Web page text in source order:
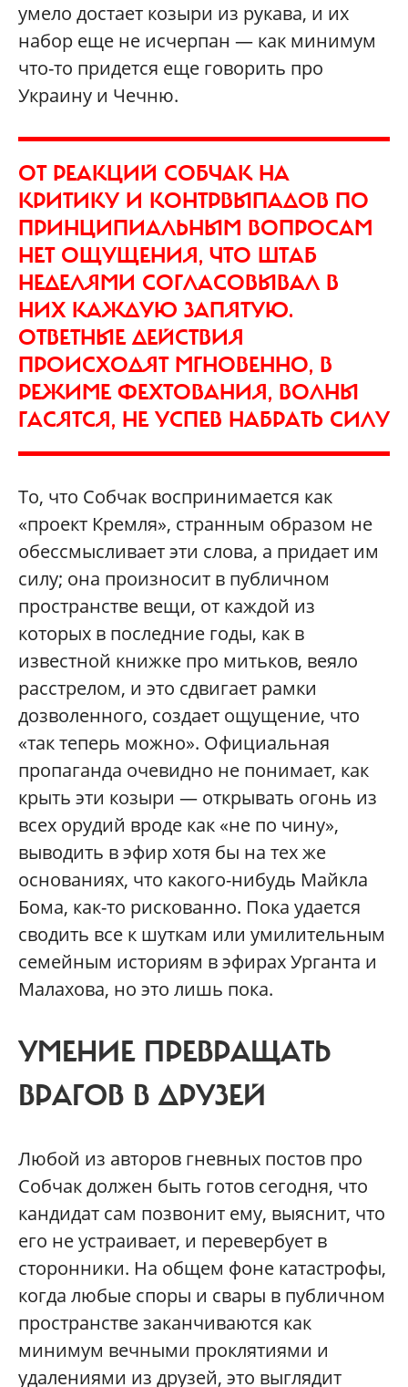
умело достает козыри из рукава, и их
набор еще не исчерпан — как минимум
что-то придется еще говорить про
Украину и Чечню.
ОТ РЕАКЦИЙ СОБЧАК НА
КРИТИКУ И КОНТРВЫПАДОВ ПО
ПРИНЦИПИАЛЬНЫМ ВОПРОСАМ
НЕТ ОЩУЩЕНИЯ, ЧТО ШТАБ
НЕДЕЛЯМИ СОГЛАСОВЫВАЛ В
НИХ КАЖДУЮ ЗАПЯТУЮ.
ОТВЕТНЫЕ ДЕЙСТВИЯ
ПРОИСХОДЯТ МГНОВЕННО, В
РЕЖИМЕ ФЕХТОВАНИЯ, ВОЛНЫ
ГАСЯТСЯ, НЕ УСПЕВ НАБРАТЬ СИЛУ
То, что Собчак воспринимается как
«проект Кремля», странным образом не
обессмысливает эти слова, а придает им
силу; она произносит в публичном
пространстве вещи, от каждой из
которых в последние годы, как в
известной книжке про митьков, веяло
расстрелом, и это сдвигает рамки
дозволенного, создает ощущение, что
«так теперь можно». Официальная
пропаганда очевидно не понимает, как
крыть эти козыри — открывать огонь из
всех орудий вроде как «не по чину»,
выводить в эфир хотя бы на тех же
основаниях, что какого-нибудь Майкла
Бома, как-то рискованно. Пока удается
сводить все к шуткам или умилительным
семейным историям в эфирах Урганта и
Малахова, но это лишь пока.
УМЕНИЕ ПРЕВРАЩАТЬ
ВРАГОВ В ДРУЗЕЙ
Любой из авторов гневных постов про
Собчак должен быть готов сегодня, что
кандидат сам позвонит ему, выяснит, что
его не устраивает, и перевербует в
сторонники. На общем фоне катастрофы,
когда любые споры и свары в публичном
пространстве заканчиваются как
минимум вечными проклятиями и
удалениями из друзей, это выглядит